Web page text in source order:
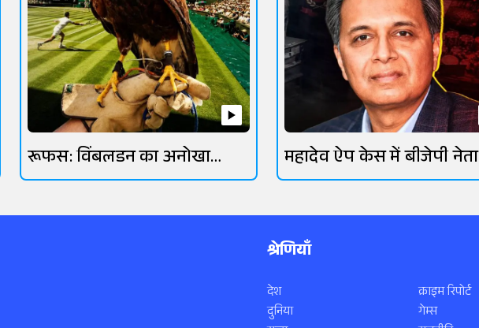
रूफस: विंबलडन का अनोखा
आसमानी रक्षक
महादेव ऐप केस में बीजेपी नेता
गिरफ्तार
श्रेणियाँ
देश
दुनिया
क्राइम रिपोर्ट
गेम्स